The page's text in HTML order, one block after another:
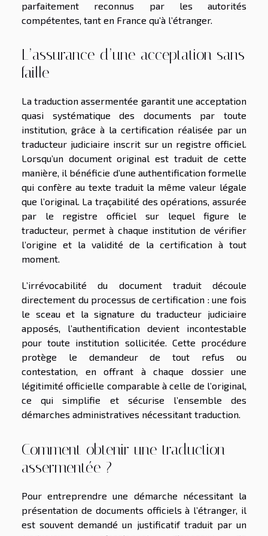
parfaitement reconnus par les autorités
compétentes, tant en France qu’à l’étranger.
L’assurance d’une acceptation sans
faille
La traduction assermentée garantit une acceptation
quasi systématique des documents par toute
institution, grâce à la certification réalisée par un
traducteur judiciaire inscrit sur un registre officiel.
Lorsqu’un document original est traduit de cette
manière, il bénéficie d’une authentification formelle
qui confère au texte traduit la même valeur légale
que l’original. La traçabilité des opérations, assurée
par le registre officiel sur lequel figure le
traducteur, permet à chaque institution de vérifier
l’origine et la validité de la certification à tout
moment.
L’irrévocabilité du document traduit découle
directement du processus de certification : une fois
le sceau et la signature du traducteur judiciaire
apposés, l’authentification devient incontestable
pour toute institution sollicitée. Cette procédure
protège le demandeur de tout refus ou
contestation, en offrant à chaque dossier une
légitimité officielle comparable à celle de l’original,
ce qui simplifie et sécurise l’ensemble des
démarches administratives nécessitant traduction.
Comment obtenir une traduction
assermentée ?
Pour entreprendre une démarche nécessitant la
présentation de documents officiels à l’étranger, il
est souvent demandé un justificatif traduit par un